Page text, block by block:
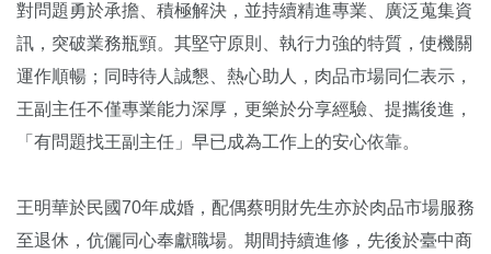
對問題勇於承擔、積極解決，並持續精進專業、廣泛蒐集資
訊，突破業務瓶頸。其堅守原則、執行力強的特質，使機關
運作順暢；同時待人誠懇、熱心助人，肉品市場同仁表示，
王副主任不僅專業能力深厚，更樂於分享經驗、提攜後進，
「有問題找王副主任」早已成為工作上的安心依靠。
王明華於民國70年成婚，配偶蔡明財先生亦於肉品市場服務
至退休，伉儷同心奉獻職場。期間持續進修，先後於臺中商